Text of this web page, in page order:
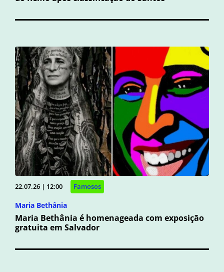
22.07.26 | 12:00 Famosos
Maria Bethânia
Maria Bethânia é homenageada com exposição
gratuita em Salvador